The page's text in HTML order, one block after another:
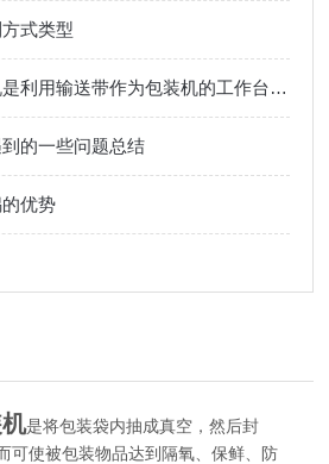
式类型
滚动式真空包装机是利用输送带作为包装机的工作台和输送装置
的一些问题总结
优势
是将包装袋内抽成真空，然后封
可使被包装物品达到隔氧、保鲜、防